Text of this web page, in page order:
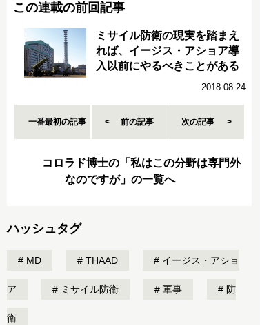
この連載の前回記事
ミサイル防衛の現実を踏まえ
れば、イージス・アショア導
入以前にやるべきことがある
2018.08.24
一番最初の記事 前の記事 次の記事
コロラド博士の「私はこの分野は専門外
なのですが」の一覧へ
ハッシュタグ
MD THAAD イージス・アショ
ア ミサイル防衛 軍事 防
衛